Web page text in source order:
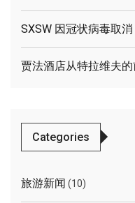
SXSW 因冠状病毒取消
贾法酒店从特拉维夫
Categories
旅游新闻 (10)